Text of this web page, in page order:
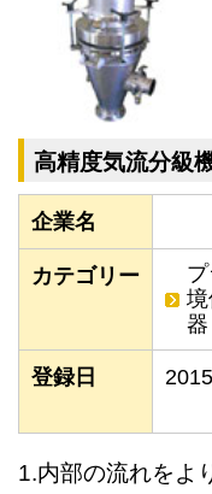
高精度気流分級
企業名
カテゴリー
器
登録日
1.内部の流れをよ